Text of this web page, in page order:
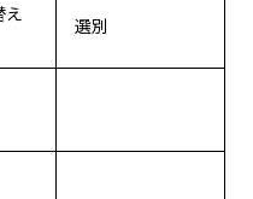
え
選別